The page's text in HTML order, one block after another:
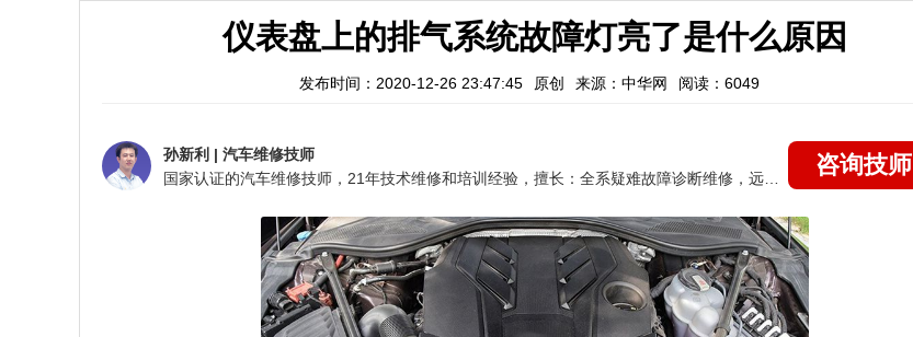
仪表盘上的排气系统故障灯亮了是什么原因
发布时间：2020-12-26 23:47:45 原创 来源：中华网 阅读：6049
孙新利 | 汽车维修技师
咨询技师